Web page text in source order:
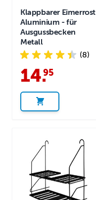
Klappbarer Eimerrost
Aluminium - für
Ausgussbecken
Metall
(8)
14.
95